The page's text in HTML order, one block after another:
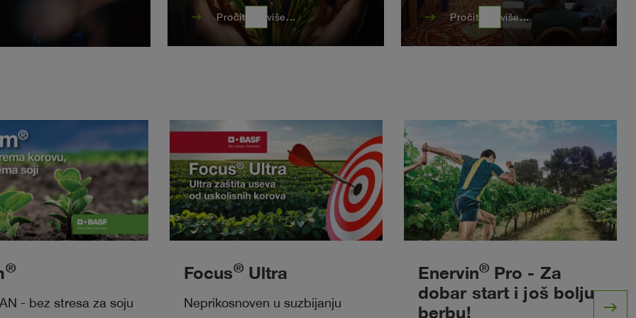
east Pročitajte više... east Pročitajte više...
®
- bez stresa za soju
Focus®Ultra
Neprikosnoven u suzbijanju
Enervin®Pro - Za
dobar start i još bolju
berbu!
east